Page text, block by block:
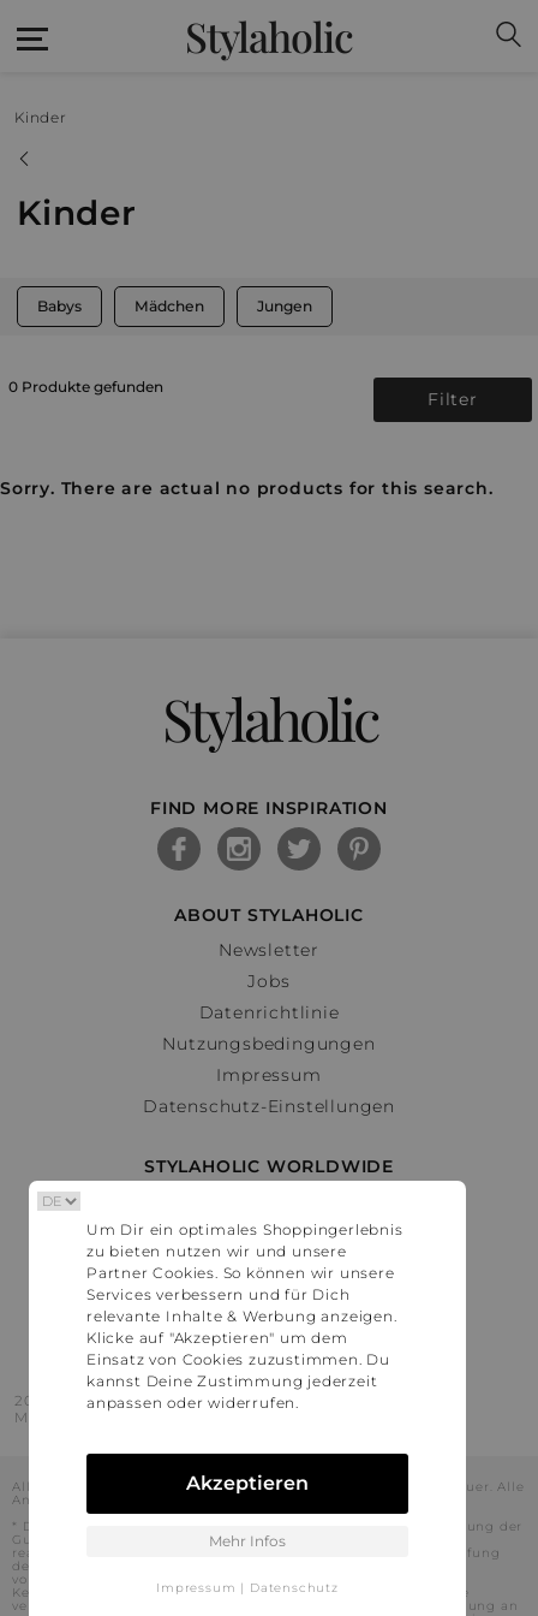
Stylaholic
Kinder
Kinder
Babys Mädchen Jungen
0 Produkte gefunden
Filter
Sorry. There are actual no products for this search.
Stylaholic
FIND MORE INSPIRATION
ABOUT STYLAHOLIC
Newsletter
Jobs
Datenrichtlinie
Nutzungsbedingungen
Impressum
Datenschutz-Einstellungen
STYLAHOLIC WORLDWIDE
Österreich
Schweiz
France
United States
2016 - 2026 © Stylaholic.
Made for you with love in munich.
Alle Preise inkl. der jeweils geltenden gesetzlichen Mehrwertsteuer. Alle
Angaben ohne Gewähr.
* Die angezeigten Preise beinhalten Rabatte, die durch die Nutzung der
Gutschein-Codes auf den Seiten unserer Partner voraussichtlich
realisiert werden können. Stylaholic führt keine vollständige Prüfung
der Gutschein-Codes durch und es kann daher in Einzelfällen
vorkommen, dass die Gutscheine abweichend von unserem
Kenntnisstand bei dem jeweiligen Shop nicht oder nur teilweise
verwendet werden können. Darüber hinaus kann deren Verwendung an
Um Dir ein optimales Shoppingerlebnis
zu bieten nutzen wir und unsere
Partner Cookies. So können wir unsere
Services verbessern und für Dich
relevante Inhalte & Werbung anzeigen.
Klicke auf "Akzeptieren" um dem
Einsatz von Cookies zuzustimmen. Du
kannst Deine Zustimmung jederzeit
anpassen oder widerrufen.
Akzeptieren
Mehr Infos
Impressum | Datenschutz